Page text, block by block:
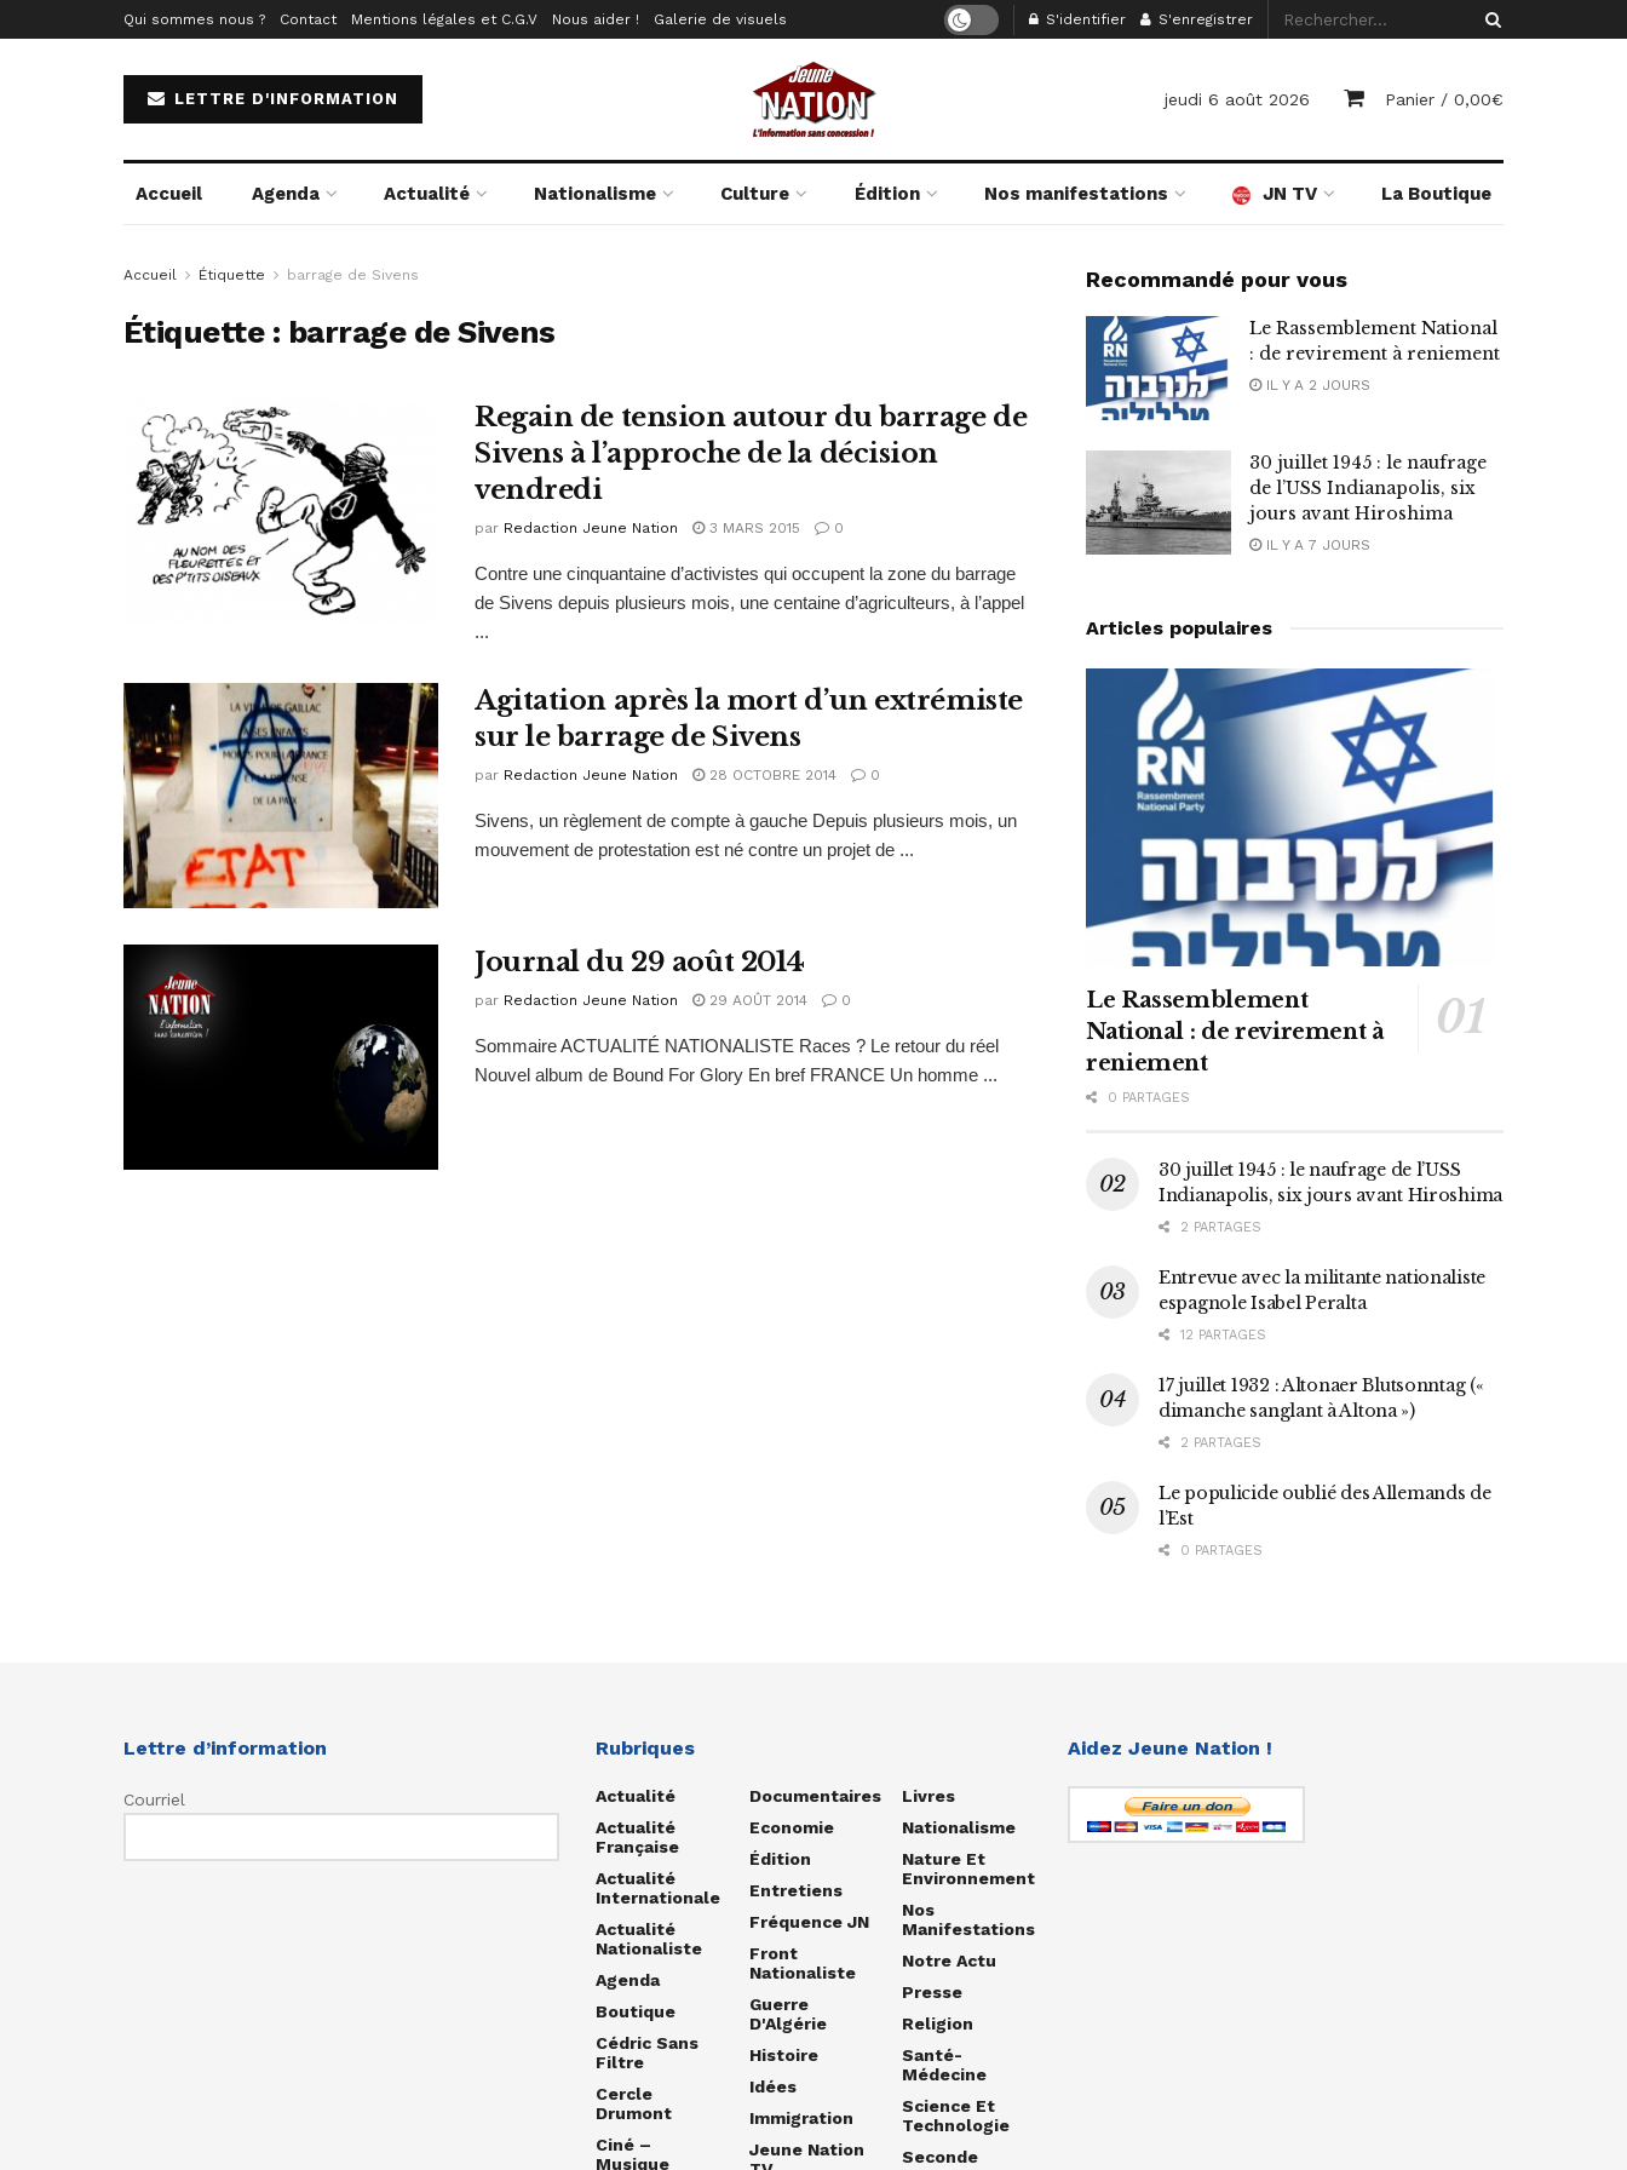
Qui sommes nous ? Contact Mentions légales et C.G.V Nous aider ! Galerie de visuels S'identifier S'enregistrer
LETTRE D'INFORMATION jeudi 6 août 2026 Panier / 0,00€
Accueil Agenda Actualité Nationalisme Culture Édition Nos manifestations JN TV La Boutique
Accueil Étiquette barrage de Sivens
Étiquette : barrage de Sivens
Regain de tension autour du barrage de
Sivens à l’approche de la décision
vendredi
par Redaction Jeune Nation 3 MARS 2015 0
Contre une cinquantaine d’activistes qui occupent la zone du barrage
de Sivens depuis plusieurs mois, une centaine d’agriculteurs, à l’appel
...
Agitation après la mort d’un extrémiste
sur le barrage de Sivens
par Redaction Jeune Nation 28 OCTOBRE 2014 0
Sivens, un règlement de compte à gauche Depuis plusieurs mois, un
mouvement de protestation est né contre un projet de ...
Journal du 29 août 2014
par Redaction Jeune Nation 29 AOÛT 2014 0
Sommaire ACTUALITÉ NATIONALISTE Races ? Le retour du réel
Nouvel album de Bound For Glory En bref FRANCE Un homme ...
Recommandé pour vous
Le Rassemblement National
: de revirement à reniement
IL Y A 2 JOURS
30 juillet 1945 : le naufrage
de l’USS Indianapolis, six
jours avant Hiroshima
IL Y A 7 JOURS
Articles populaires
Le Rassemblement
National : de revirement à
reniement
0 PARTAGES
30 juillet 1945 : le naufrage de l’USS
Indianapolis, six jours avant Hiroshima
2 PARTAGES
Entrevue avec la militante nationaliste
espagnole Isabel Peralta
12 PARTAGES
17 juillet 1932 : Altonaer Blutsonntag («
dimanche sanglant à Altona »)
2 PARTAGES
Le populicide oublié des Allemands de
l’Est
0 PARTAGES
Lettre d’information
Courriel
Rubriques
Actualité
Actualité
Française
Actualité
Internationale
Actualité
Nationaliste
Agenda
Boutique
Cédric Sans
Filtre
Cercle
Drumont
Ciné –
Musique
Documentaires
Economie
Édition
Entretiens
Fréquence JN
Front
Nationaliste
Guerre
D'Algérie
Histoire
Idées
Immigration
Jeune Nation
Livres
Nationalisme
Nature Et
Environnement
Nos
Manifestations
Notre Actu
Presse
Religion
Santé-
Médecine
Science Et
Technologie
Seconde
Aidez Jeune Nation !